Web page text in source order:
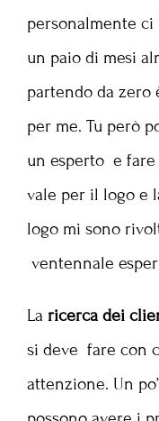
personalmente ci
un paio di mesi
partendo da zero
per me. Tu però
un esperto e fare
vale per il logo e
logo mi sono
ventennale
La ricerca dei
si deve fare con
attenzione. Un